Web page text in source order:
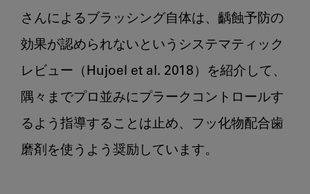
さんによるブラッシング自体は、齲蝕予防の
効果が認められないというシステマティック
レビュー（Hujoel et al. 2018）を紹介して、
隅々までプロ並みにプラークコントロールす
るよう指導することは止め、フッ化物配合歯
磨剤を使うよう奨励しています。